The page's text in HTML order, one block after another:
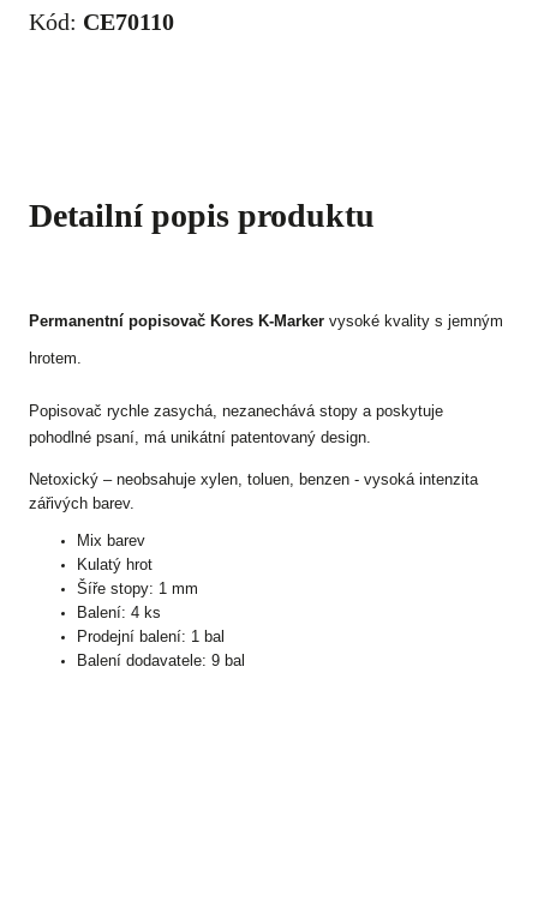
Kód: CE70110
Detailní popis produktu
Permanentní popisovač Kores K-Marker vysoké kvality s jemným
hrotem.
Popisovač rychle zasychá, nezanechává stopy a poskytuje
pohodlné psaní, má unikátní patentovaný design.
Netoxický – neobsahuje xylen, toluen, benzen - vysoká intenzita
zářivých barev.
Mix barev
Kulatý hrot
Šíře stopy: 1 mm
Balení: 4 ks
Prodejní balení: 1 bal
Balení dodavatele: 9 bal